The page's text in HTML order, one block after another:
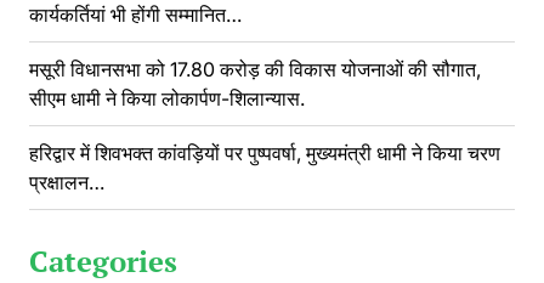
कार्यकर्तियां भी होंगी सम्मानित…
मसूरी विधानसभा को 17.80 करोड़ की विकास योजनाओं की सौगात,
सीएम धामी ने किया लोकार्पण-शिलान्यास.
हरिद्वार में शिवभक्त कांवड़ियों पर पुष्पवर्षा, मुख्यमंत्री धामी ने किया चरण
प्रक्षालन…
Categories